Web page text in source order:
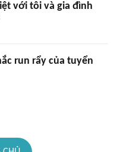
với tôi và gia đình
run rẩy của tuyển